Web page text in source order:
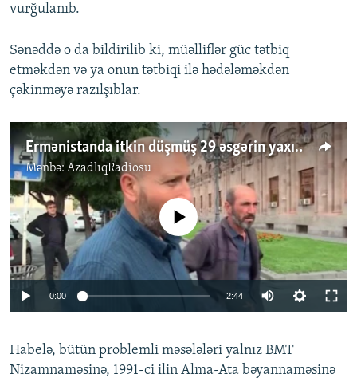
vurğulanıb.
Sənəddə o da bildirilib ki, müəlliflər güc tətbiq
etməkdən və ya onun tətbiqi ilə hədələməkdən
çəkinməyə razılşıblar.
Ermənistanda itkin düşmüş 29 əsgərin yaxınları cavab gözləyirlər
Mənbə:AzadlıqRadiosu
Auto 240p 360p 480p
No media source currently available
0:00 2:44
360p
480p
Habelə, bütün problemli məsələləri yalnız BMT
Nizamnaməsinə, 1991-ci ilin Alma-Ata bəyannaməsinə